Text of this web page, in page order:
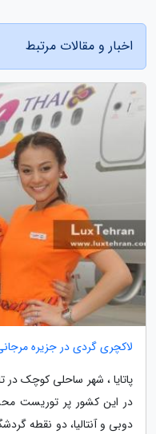
اخبار و مقالات مرتبط
لاکچری گردی در جزیره مرجانی
پاتایا ، شهر ساحلی کوچک
در این کشور پر توریست
دوبی و آنتالیا، دو نقطه